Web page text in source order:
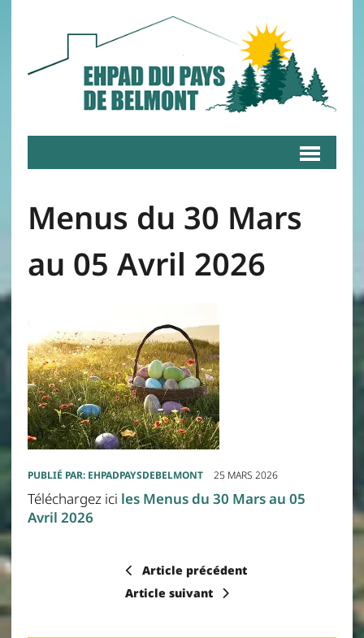
Menus du 30 Mars
au 05 Avril 2026
PUBLIÉ PAR: EHPADPAYSDEBELMONT 25 MARS 2026
Téléchargez ici les Menus du 30 Mars au 05
Avril 2026
Article précédent
Article suivant